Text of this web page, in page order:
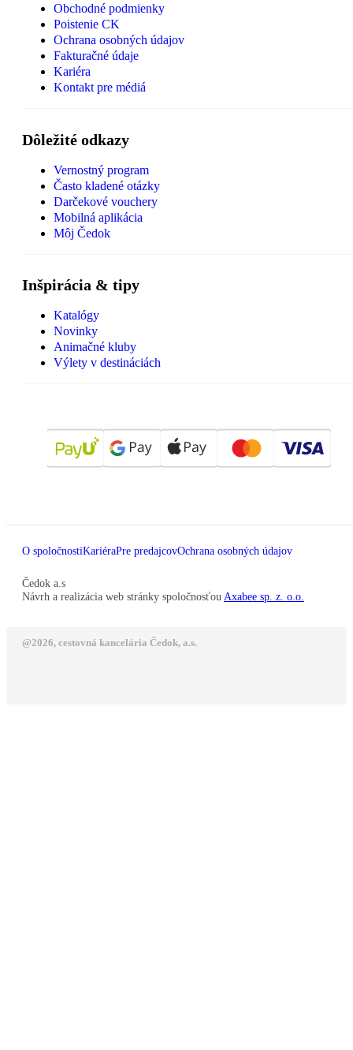
Obchodné podmienky
Poistenie CK
Ochrana osobných údajov
Fakturačné údaje
Kariéra
Kontakt pre médiá
Dôležité odkazy
Vernostný program
Často kladené otázky
Darčekové vouchery
Mobilná aplikácia
Môj Čedok
Inšpirácia & tipy
Katalógy
Novinky
Animačné kluby
Výlety v destináciách
O spoločnostiKariéraPre predajcovOchrana osobných údajov
Čedok a.s
Návrh a realizácia web stránky spoločnosťou Axabee sp. z. o.o.
@2026, cestovná kancelária Čedok, a.s.